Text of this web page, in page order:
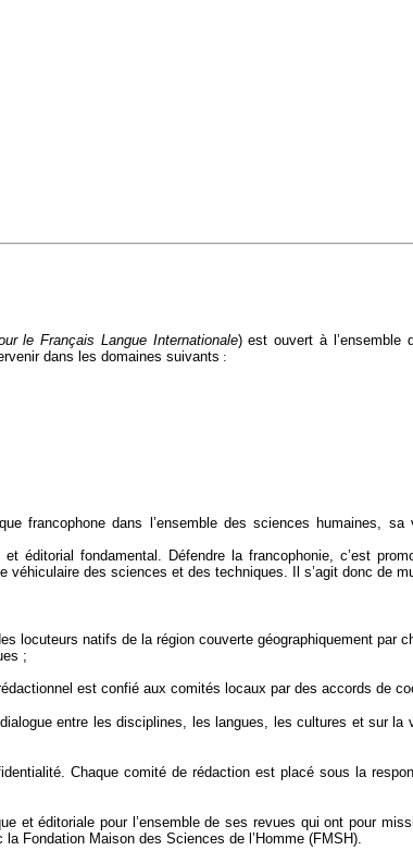
le Français LangueInternationale) est ouvert à l’ensemble
dans les domaines suivants :
francophone dans l’ensemble des sciences humaines,
éditorial fondamental. Défendre la francophonie, c’est
des sciences et des techniques. Il s’agit donc de
locuteurs natifs de la région couverte géographiquement par
;
est confié aux comités locaux par des accords de
entre les disciplines, les langues, les cultures et sur
Chaque comité de rédaction est placé sous la
et éditoriale pour l’ensemble de ses revues qui ont pour
Fondation Maison des Sciences de l’Homme (FMSH).